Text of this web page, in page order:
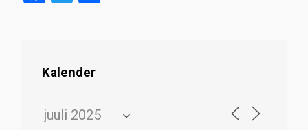
ce
o
tt ar
Kalender